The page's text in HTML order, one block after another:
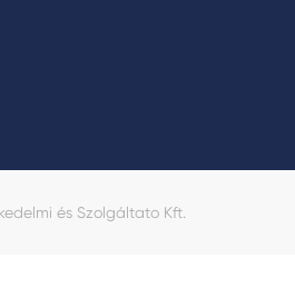
és Szolgáltato Kft.